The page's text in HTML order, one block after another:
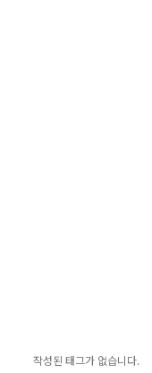
작성된 태그가 없습니다.